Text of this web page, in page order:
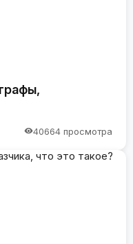
40664 просмотра